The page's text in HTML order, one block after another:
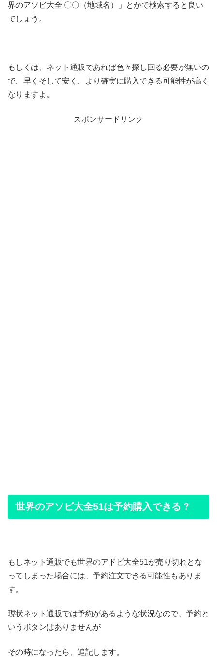
界のアソビ大全 〇〇（地域名）」とかで検索すると良い
でしょう。
もしくは、ネット通販であれば色々探し回る必要が無いの
で、早くそして安く、より確実に購入できる可能性が高く
なりますよ。
スポンサードリンク
世界のアソビ大全51は予約購入できる？
もしネット通販でも世界のアドビ大全51が売り切れとな
ってしまった場合には、予約注文できる可能性もありま
す。
現状ネット通販では予約があるような状況なので、予約と
いうボタンはありませんが
その時になったら、追記します。